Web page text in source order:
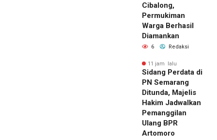
Cibalong,
Permukiman
Warga Berhasil
Diamankan
6 Redaksi
11 jam lalu
Sidang Perdata di
PN Semarang
Ditunda, Majelis
Hakim Jadwalkan
Pemanggilan
Ulang BPR
Artomoro